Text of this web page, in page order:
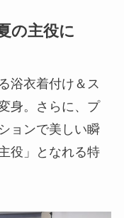
の主役に
浴衣着付け＆ス
身。さらに、プ
ョンで美しい瞬
役」となれる特